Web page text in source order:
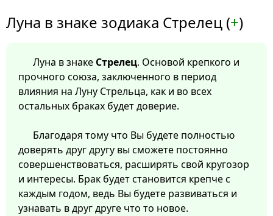
Луна в знаке зодиака Стрелец (+)
Луна в знаке Стрелец. Основой крепкого и
прочного союза, заключенного в период
влияния на Луну Стрельца, как и во всех
остальных браках будет доверие.
Благодаря тому что Вы будете полностью
доверять друг другу вы сможете постоянно
совершенствоваться, расширять свой кругозор
и интересы. Брак будет становится крепче с
каждым годом, ведь Вы будете развиваться и
узнавать в друг друге что то новое.